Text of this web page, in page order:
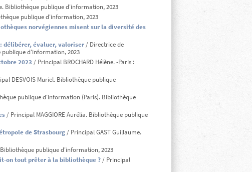
Bibliothèque publique d'information, 2023
publique d'information, 2023
norvégiennes misent sur la diversité des
délibérer, évaluer, valoriser/ Directrice de
publique d'information, 2023
2023 / Principal BROCHARD Hélène. -Paris :
DESVOIS Muriel. Bibliothèque publique
publique d'information (Paris). Bibliothèque
/ Principal MAGGIORE Aurélia. Bibliothèque publique
de Strasbourg/ Principal GAST Guillaume.
publique d'information, 2023
on tout prêter à la bibliothèque ?/ Principal